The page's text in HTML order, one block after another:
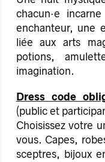
chacun·e
enchanteur, une
liée aux arts
potions,
imagination.
Dress code
(public et
Choisissez votre
vous. Capes,
sceptres, bijoux